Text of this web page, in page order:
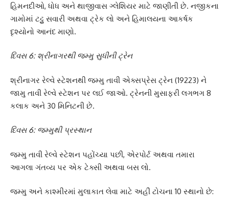
હિમનદીઓ, ધોધ અને થાજીવાસ ગ્લેશિયર માટે જાણીતી છે. નજીકના
ગામોમાં ટટ્ટુ સવારી અથવા ટ્રેક લો અને હિમાલયના આકર્ષક
દૃશ્યોનો આનંદ માણો.
દિવસ 6: શ્રીનાગરથી જમ્મુ સુધીની ટ્રેન
શ્રીનાગર રેલ્વે સ્ટેશનથી જમ્મુ તાવી એક્સપ્રેસ ટ્રેન (19223) ને
જામુ તાવી રેલ્વે સ્ટેશન પર લઈ જાઓ. ટ્રેનની મુસાફરી લગભગ 8
કલાક અને 30 મિનિટની છે.
દિવસ 6: જમ્મુથી પ્રસ્થાન
જમ્મુ તાવી રેલ્વે સ્ટેશન પહોંચ્યા પછી, એરપોર્ટ અથવા તમારા
આગલા ગંતવ્ય પર એક ટેક્સી અથવા બસ લો.
જમ્મુ અને કાશ્મીરમાં મુલાકાત લેવા માટે અહીં ટોચના 10 સ્થાનો છે: